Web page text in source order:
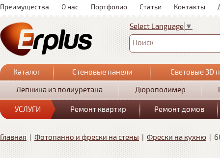
Преимущества О нас Портфолио Статьи Контакты
Select Language ▼
Поиск
Каталог Стеновые панели
Световые 3D
Лепнина из полиуретана
Дюрополимер
УСЛУГИ Ремонт квартир Ремонт домов
Главная | Фотопанно и фрески на стены | Фрески на кухню |